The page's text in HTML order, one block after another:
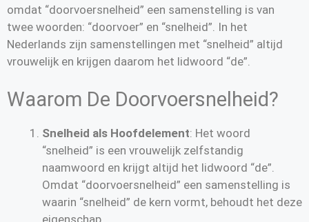
omdat “doorvoersnelheid” een samenstelling is van
twee woorden: “doorvoer” en “snelheid”. In het
Nederlands zijn samenstellingen met “snelheid” altijd
vrouwelijk en krijgen daarom het lidwoord “de”.
Waarom De Doorvoersnelheid?
Snelheid als Hoofdelement: Het woord
“snelheid” is een vrouwelijk zelfstandig
naamwoord en krijgt altijd het lidwoord “de”.
Omdat “doorvoersnelheid” een samenstelling is
waarin “snelheid” de kern vormt, behoudt het deze
eigenschap.